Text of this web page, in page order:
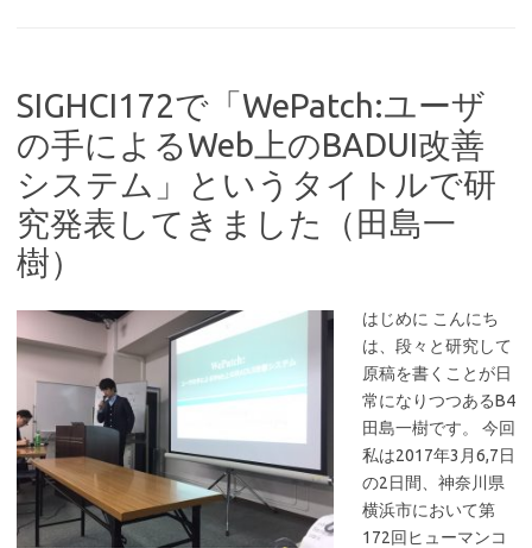
SIGHCI172で「WePatch:ユーザ
の手によるWeb上のBADUI改善
システム」というタイトルで研
究発表してきました（田島一
樹）
はじめに こんにち
は、段々と研究して
原稿を書くことが日
常になりつつあるB4
田島一樹です。 今回
私は2017年3月6,7日
の2日間、神奈川県
横浜市において第
172回ヒューマンコ